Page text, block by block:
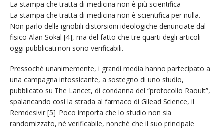
La stampa che tratta di medicina non è più scientifica
La stampa che tratta di medicina non è scientifica per nulla.
Non parlo delle ignobili distorsioni ideologiche denunciate dal
fisico Alan Sokal [4], ma del fatto che tre quarti degli articoli
oggi pubblicati non sono verificabili.
Pressoché unanimemente, i grandi media hanno partecipato a
una campagna intossicante, a sostegno di uno studio,
pubblicato su The Lancet, di condanna del “protocollo Raoult”,
spalancando così la strada al farmaco di Gilead Science, il
Remdesivir [5]. Poco importa che lo studio non sia
randomizzato, né verificabile, nonché che il suo principale